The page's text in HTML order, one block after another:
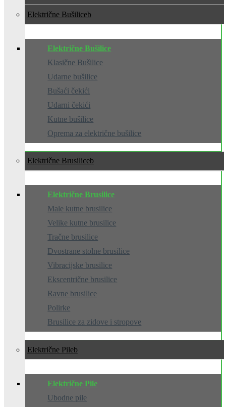
Električne Bušilice
Električne Bušilice
Klasične Bušilice
Udarne bušilice
Bušaći čekići
Udarni čekići
Kutne bušilice
Oprema za električne bušilice
Električne Brusilice
Električne Brusilice
Male kutne brusilice
Velike kutne brusilice
Tračne brusilice
Dvostrane stolne brusilice
Vibracijske brusilice
Ekscentrične brusilice
Ravne brusilice
Polirke
Brusilice za zidove i stropove
Električne Pile
Električne Pile
Ubodne pile